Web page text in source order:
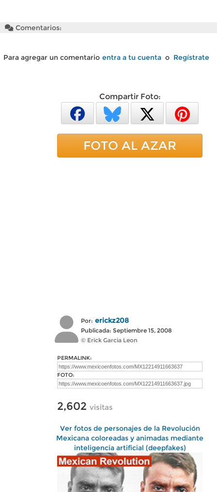
Comentarios:
Para agregar un comentario entra a tu cuenta o Regístrate
Compartir Foto:
FOTO AL AZAR
Por: erickz208
Publicada: Septiembre 15, 2008
© Erick Garcia Leon
PERMALINK:
FOTO:
2,602 visitas
Ver fotos de personajes de la Revolución
Mexicana coloreadas y animadas mediante
inteligencia artificial (deepfakes)